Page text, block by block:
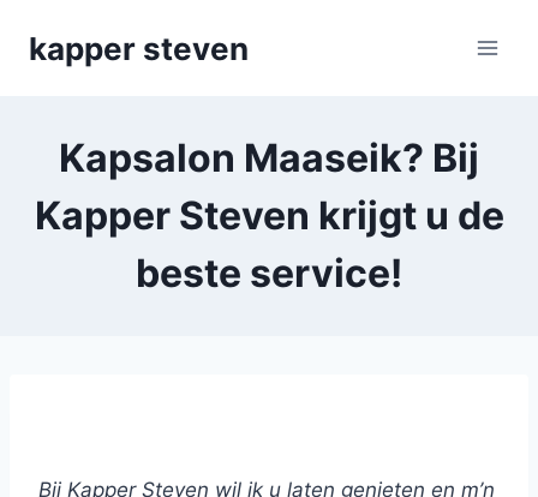
kapper steven
Kapsalon Maaseik? Bij
Kapper Steven krijgt u de
beste service!
Bij Kapper Steven wil ik u laten genieten en m’n